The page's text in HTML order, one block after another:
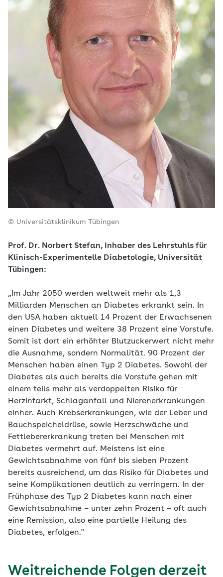
© Universitätsklinikum Tübingen
Prof. Dr. Norbert Stefan, Inhaber des Lehrstuhls für
Klinisch-Experimentelle Diabetologie, Universität
Tübingen:
„Im Jahr 2050 werden weltweit mehr als 1,3
Milliarden Menschen an Diabetes erkrankt sein. In
den USA haben aktuell 14 Prozent der Erwachsenen
einen Diabetes und weitere 38 Prozent eine Vorstufe.
Somit ist dort ein erhöhter Blutzuckerwert nicht mehr
die Ausnahme, sondern Normalität. 90 Prozent der
Menschen haben einen Typ 2 Diabetes. Sowohl der
Diabetes als auch bereits die Vorstufe gehen mit
einem teils mehr als verdoppelten Risiko für
Herzinfarkt, Schlaganfall und Nierenerkrankungen
einher. Auch Krebserkrankungen, wie der Leber und
Bauchspeicheldrüse, sowie Herzschwäche und
Fettlebererkrankung treten bei Menschen mit
Diabetes vermehrt auf. Meistens ist eine
Gewichtsabnahme von fünf bis sieben Prozent
bereits ausreichend, um das Risiko für Diabetes und
seine Komplikationen deutlich zu verringern. In der
Frühphase des Typ 2 Diabetes kann nach einer
Gewichtsabnahme – unter zehn Prozent – oft auch
eine Remission, also eine partielle Heilung des
Diabetes, erfolgen."
Weitreichende Folgen derzeit